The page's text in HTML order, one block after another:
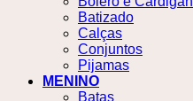
Batizado
Calças
Conjuntos
Pijamas
MENINO
Batas